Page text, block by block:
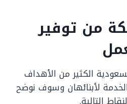
من توفير
الكثير من الأهداف
لأبنائهان وسوف نوضح